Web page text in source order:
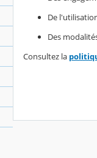
De
Des
Consultez la